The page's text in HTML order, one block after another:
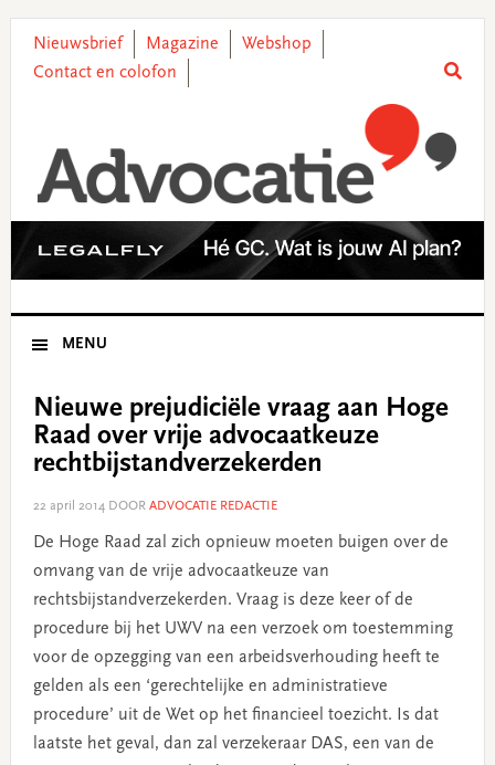
primary
main
primary
footer
Nieuwsbrief Magazine
Webshop
Contact en colofon
MENU
Nieuwe prejudiciële vraag aan Hoge
Raad over vrije advocaatkeuze
rechtbijstandverzekerden
22 april 2014DOOR ADVOCATIE REDACTIE
De Hoge Raad zal zich opnieuw moeten buigen over de
omvang van de vrije advocaatkeuze van
rechtsbijstandverzekerden. Vraag is deze keer of de
procedure bij het UWV na een verzoek om toestemming
voor de opzegging van een arbeidsverhouding heeft te
gelden als een ‘gerechtelijke en administratieve
procedure’ uit de Wet op het financieel toezicht. Is dat
laatste het geval, dan zal verzekeraar DAS, een van de